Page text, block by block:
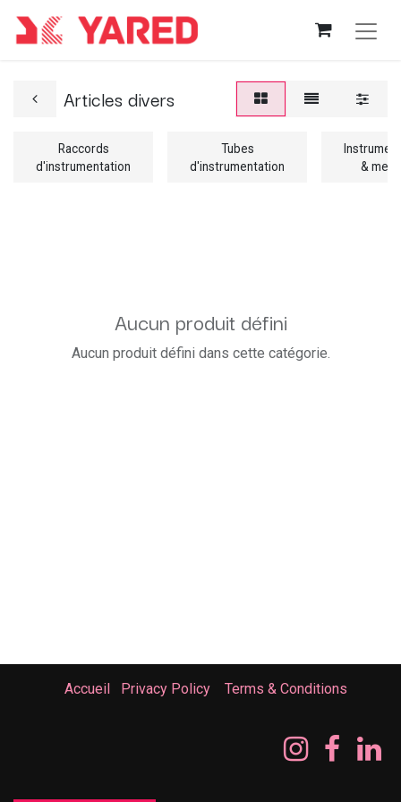
Articles divers
Raccords
d'instrumentation
Tubes
d'instrumentation
&
Aucun produit défini
Aucun produit défini dans cette catégorie.
Accueil Privacy Policy Terms & Conditions